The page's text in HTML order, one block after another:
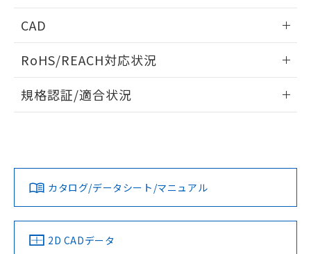
タイムチャート
A: 50mm以上、B: 35mm以上
周囲金属の影響
検出物体の大きさと材質による影響
CAD
ドすることができます。
ログイン/会員登録
ダウンロードデータをご利用いただく前に、以下を必ずお読
みください。
ソフトウェアの使用条件
RoHS/REACH対応状況
EU RoHS 注意事項・凡例
対応済み
中国 RoHS 注意事項・凡例
規格認証/適合状況
LR型式承認
（イギリス
船舶規格）
DNV型式承認
（ノルウェー
BV型式承認
（フランス
KR型式
（韓国
カタログ/データシート/マニュアル
2D CADデータ
す。